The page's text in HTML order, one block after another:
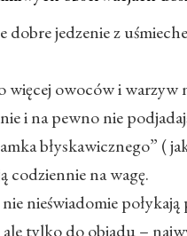
dobre jedzenie z
więcej owoców i warzyw
i na pewno nie
błyskawicznego” (
codziennie na wagę.
nieświadomie
tylko do obiadu –